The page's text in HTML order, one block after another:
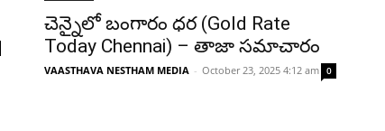
చెన్నైలో బంగారం ధర (Gold Rate
Today Chennai) – తాజా సమాచారం
VAASTHAVA NESTHAM MEDIA - October 23, 2025 4:12 am 0